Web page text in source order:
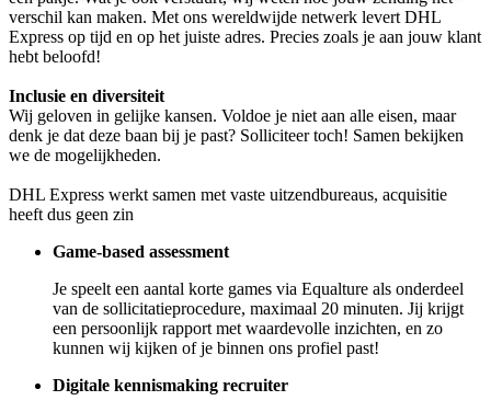
verschil kan maken. Met ons wereldwijde netwerk levert DHL
Express op tijd en op het juiste adres. Precies zoals je aan jouw klant
hebt beloofd!
Inclusie en diversiteit
Wij geloven in gelijke kansen. Voldoe je niet aan alle eisen, maar
denk je dat deze baan bij je past? Solliciteer toch! Samen bekijken
we de mogelijkheden.
DHL Express werkt samen met vaste uitzendbureaus, acquisitie
heeft dus geen zin
Game-based assessment
Je speelt een aantal korte games via Equalture als onderdeel
van de sollicitatieprocedure, maximaal 20 minuten. Jij krijgt
een persoonlijk rapport met waardevolle inzichten, en zo
kunnen wij kijken of je binnen ons profiel past!
Digitale kennismaking recruiter